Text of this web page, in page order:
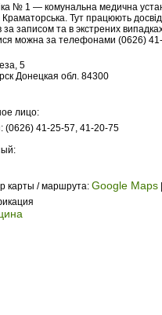
№ 1 — комунальна медична
Тут працюють
за записом та в экстрених
можна за телефонами (0626)
5
Донецкая обл. 84300
лицо:
(0626) 41-25-57, 41-20-75
карты / маршрута: Google Maps |